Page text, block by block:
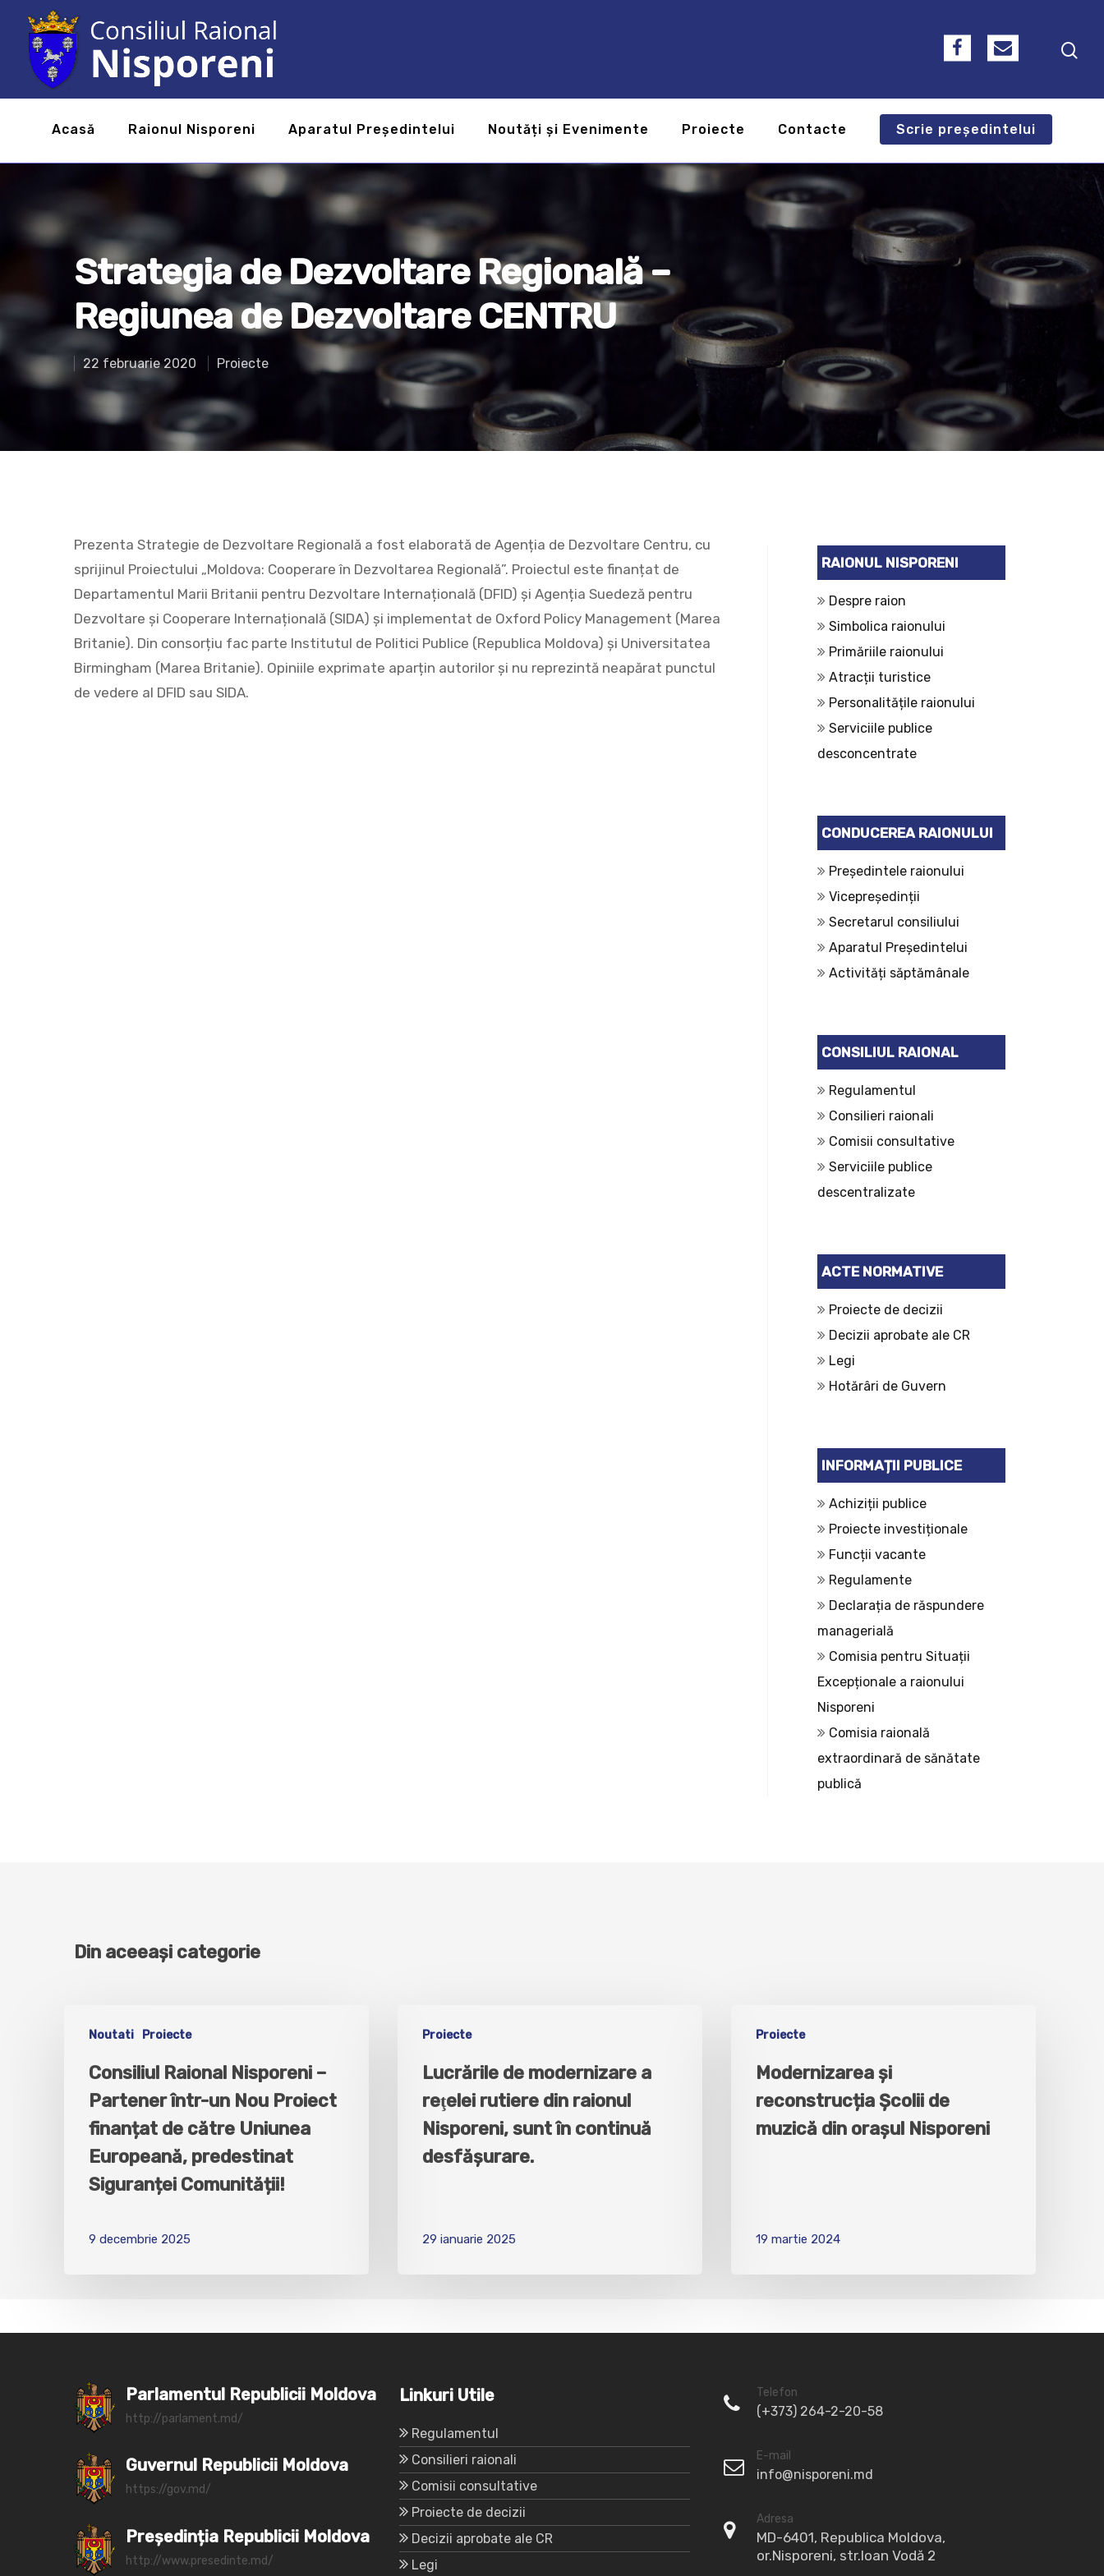
Hit enter to search or ESC to close
Acasă Raionul Nisporeni Aparatul Președintelui Noutăți și Evenimente Proiecte Contacte Scrie președintelui
Strategia de Dezvoltare Regională –
Regiunea de Dezvoltare CENTRU
22 februarie 2020 Proiecte
Prezenta Strategie de Dezvoltare Regională a fost elaborată de Agenția de Dezvoltare Centru, cu
sprijinul Proiectului „Moldova: Cooperare în Dezvoltarea Regională”. Proiectul este finanțat de
Departamentul Marii Britanii pentru Dezvoltare Internațională (DFID) şi Agenția Suedeză pentru
Dezvoltare și Cooperare Internațională (SIDA) şi implementat de Oxford Policy Management (Marea
Britanie). Din consorțiu fac parte Institutul de Politici Publice (Republica Moldova) și Universitatea
Birmingham (Marea Britanie). Opiniile exprimate aparțin autorilor și nu reprezintă neapărat punctul
de vedere al DFID sau SIDA.
RAIONUL NISPORENI
Despre raion
Simbolica raionului
Primăriile raionului
Atracții turistice
Personalitățile raionului
Serviciile publice
desconcentrate
CONDUCEREA RAIONULUI
Președintele raionului
Vicepreședinții
Secretarul consiliului
Aparatul Președintelui
Activități săptămânale
CONSILIUL RAIONAL
Regulamentul
Consilieri raionali
Comisii consultative
Serviciile publice
descentralizate
ACTE NORMATIVE
Proiecte de decizii
Decizii aprobate ale CR
Legi
Hotărâri de Guvern
INFORMAȚII PUBLICE
Achiziții publice
Proiecte investiționale
Funcții vacante
Regulamente
Declarația de răspundere
managerială
Comisia pentru Situații
Excepționale a raionului
Nisporeni
Comisia raională
extraordinară de sănătate
publică
Din aceeași categorie
Noutati Proiecte
Consiliul Raional Nisporeni –
Partener într-un Nou Proiect
finanțat de către Uniunea
Europeană, predestinat
Siguranței Comunității!
9 decembrie 2025
Proiecte
Lucrările de modernizare a
reţelei rutiere din raionul
Nisporeni, sunt în continuă
desfăşurare.
29 ianuarie 2025
Proiecte
Modernizarea și
reconstrucția Școlii de
muzică din orașul Nisporeni
19 martie 2024
Parlamentul Republicii Moldova
http://parlament.md/
Guvernul Republicii Moldova
https://gov.md/
Președinția Republicii Moldova
http://www.presedinte.md/
Linkuri Utile
Regulamentul
Consilieri raionali
Comisii consultative
Proiecte de decizii
Decizii aprobate ale CR
Legi
Telefon
(+373) 264-2-20-58
E-mail
info@nisporeni.md
Adresa
MD-6401, Republica Moldova,
or.Nisporeni, str.Ioan Vodă 2